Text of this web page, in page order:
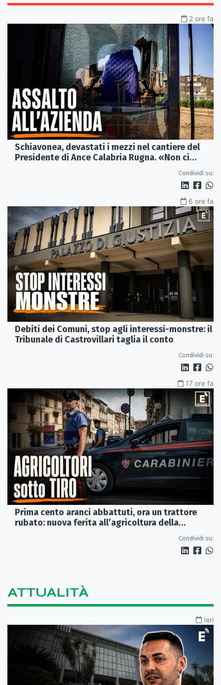
2 ore fa
Schiavonea, devastati i mezzi nel cantiere del
Presidente di Ance Calabria Rugna. «Non ci
Condividi su:
6 ore fa
Debiti dei Comuni, stop agli interessi-monstre: il
Tribunale di Castrovillari taglia il conto
Condividi su:
17 ore fa
Prima cento aranci abbattuti, ora un trattore
rubato: nuova ferita all’agricoltura della
Condividi su:
ATTUALITÀ
Ieri